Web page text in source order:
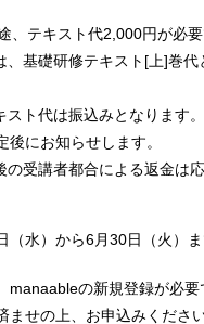
、テキスト代2,000円が必要
基礎研修テキスト[上]巻代
ト代は振込みとなります
後にお知らせします。
受講者都合による返金は応
（水）から6月30日（火）
manaableの新規登録が必要
ませの上、お申込みください